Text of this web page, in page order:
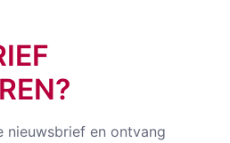
nieuwsbrief en ontvang